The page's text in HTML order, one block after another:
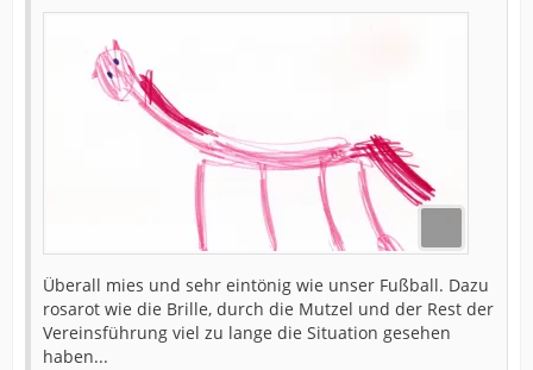
Überall mies und sehr eintönig wie unser Fußball. Dazu
rosarot wie die Brille, durch die Mutzel und der Rest der
Vereinsführung viel zu lange die Situation gesehen
haben...